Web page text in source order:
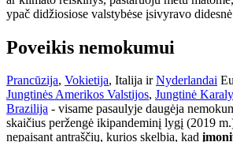
ypač didžiosiose valstybėse įsivyravo
Poveikis nemokumui
Prancūzija, Vokietija, Italija irNyderlandai
Jungtinės Amerikos Valstijos, Jungtinė
Brazilija - visame pasaulyje daugėja
skaičius peržengė ikipandeminį lygį (2019
nepaisant antraščių, kurios skelbia, kad